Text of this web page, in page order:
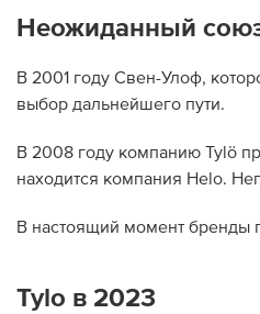
Неожиданный
В 2001 году Свен-Улоф,
выбор дальнейшего пути.
В 2008 году компанию Tylö
находится компания Helo.
В настоящий момент бренды
Tylo в 2023